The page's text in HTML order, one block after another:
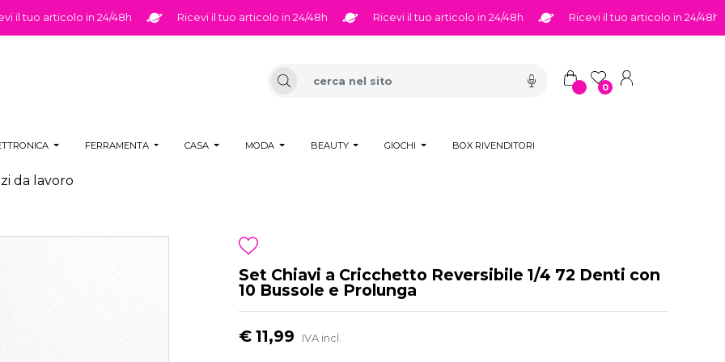
tuo articolo in 24/48h Ricevi il tuo articolo in 24/48h Ricevi il tuo articolo in 24/48h Ricevi il tuo articolo in 24/48h
0
FERRAMENTA CASA MODA BEAUTY GIOCHI BOX RIVENDITORI
da lavoro
Set Chiavi a Cricchetto Reversibile 1/4 72 Denti con
10 Bussole e Prolunga
€ 11,99 IVA incl.